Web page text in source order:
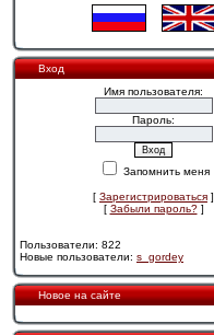
Вход
Имя пользователя:
Пароль:
Запомнить меня
[ Зарегистрироваться ]
[ Забыли пароль?]
Пользователи: 822
Новые пользователи: s_gordey
Новое на сайте